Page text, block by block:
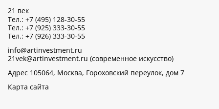
21 век
Тел.: +7 (495) 128-30-55
Тел.: +7 (925) 333-30-55
Тел.: +7 (926) 333-30-55
info@artinvestment.ru
21vek@artinvestment.ru (современное искусство)
Адрес 105064, Москва, Гороховский переулок, дом 7
Карта сайта